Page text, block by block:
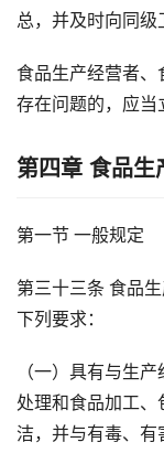
总，并及时向同级
食品生产经营者、
存在问题的，应当
第四章 食品生
第一节 一般规定
第三十三条 食品
下列要求：
（一）具有与生
处理和食品加工
洁，并与有毒、有